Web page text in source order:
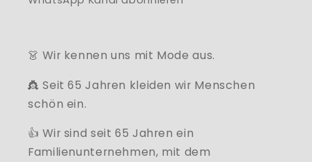
👗 Wir kennen uns mit Mode aus.
👸 Seit 65 Jahren kleiden wir Menschen
schön ein.
👍 Wir sind seit 65 Jahren ein
Familienunternehmen, mit dem